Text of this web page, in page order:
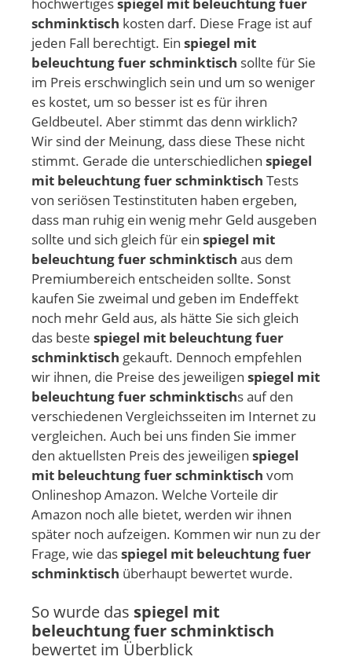
schminktisch kosten darf. Diese Frage ist auf
jeden Fall berechtigt. Ein spiegel mit
beleuchtung fuer schminktisch sollte für Sie
im Preis erschwinglich sein und um so weniger
es kostet, um so besser ist es für ihren
Geldbeutel. Aber stimmt das denn wirklich?
Wir sind der Meinung, dass diese These nicht
stimmt. Gerade die unterschiedlichen spiegel
mit beleuchtung fuer schminktisch Tests
von seriösen Testinstituten haben ergeben,
dass man ruhig ein wenig mehr Geld ausgeben
sollte und sich gleich für ein spiegel mit
beleuchtung fuer schminktisch aus dem
Premiumbereich entscheiden sollte. Sonst
kaufen Sie zweimal und geben im Endeffekt
noch mehr Geld aus, als hätte Sie sich gleich
das beste spiegel mit beleuchtung fuer
schminktisch gekauft. Dennoch empfehlen
wir ihnen, die Preise des jeweiligen spiegel mit
beleuchtung fuer schminktischs auf den
verschiedenen Vergleichsseiten im Internet zu
vergleichen. Auch bei uns finden Sie immer
den aktuellsten Preis des jeweiligen spiegel
mit beleuchtung fuer schminktisch vom
Onlineshop Amazon. Welche Vorteile dir
Amazon noch alle bietet, werden wir ihnen
später noch aufzeigen. Kommen wir nun zu der
Frage, wie dasspiegel mit beleuchtung fuer
schminktisch überhaupt bewertet wurde.
So wurde das spiegel mit
beleuchtung fuer schminktisch
bewertet im Überblick